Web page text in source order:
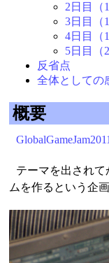
2日目（
3日目（
4日目（
5日目（
反省点
全体としての
概要
テーマを出され
ムを作るという企画